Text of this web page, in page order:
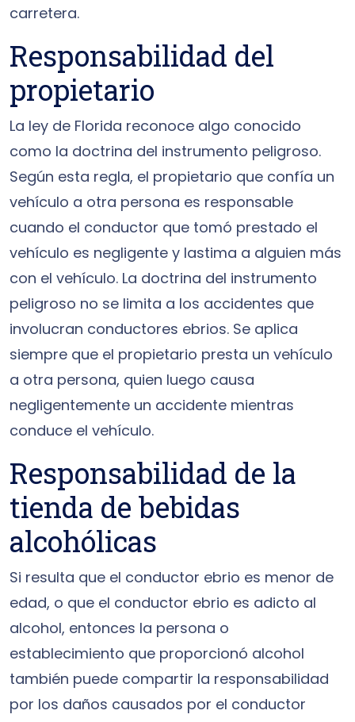
carretera.
Responsabilidad del
propietario
La ley de Florida reconoce algo conocido
como la doctrina del instrumento peligroso.
Según esta regla, el propietario que confía un
vehículo a otra persona es responsable
cuando el conductor que tomó prestado el
vehículo es negligente y lastima a alguien más
con el vehículo. La doctrina del instrumento
peligroso no se limita a los accidentes que
involucran conductores ebrios. Se aplica
siempre que el propietario presta un vehículo
a otra persona, quien luego causa
negligentemente un accidente mientras
conduce el vehículo.
Responsabilidad de la
tienda de bebidas
alcohólicas
Si resulta que el conductor ebrio es menor de
edad, o que el conductor ebrio es adicto al
alcohol, entonces la persona o
establecimiento que proporcionó alcohol
también puede compartir la responsabilidad
por los daños causados por el conductor